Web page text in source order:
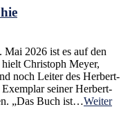
2026 ist es auf den
Christoph Meyer,
noch Leiter des Herbert-
seiner Herbert-
„Das Buch ist…Weiter